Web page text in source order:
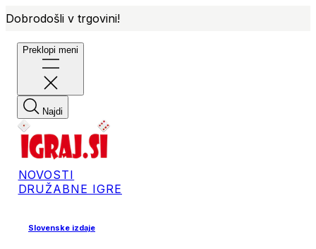
Dobrodošli v trgovini!
Preklopi meni
Najdi
NOVOSTI
DRUŽABNE IGRE
Slovenske izdaje